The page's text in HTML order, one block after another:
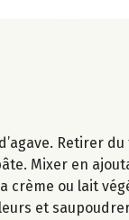
Retirer du
Mixer en
crème ou lait
et